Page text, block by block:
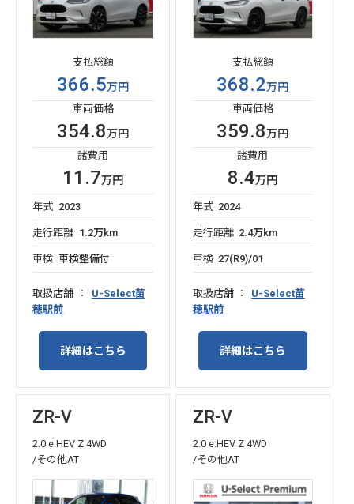
支払総額
366.5万円
車両価格
354.8万円
諸費用
11.7万円
年式 2023
走行距離 1.2万km
車検 車検整備付
取扱店舗
U-Select苗
穂駅前
詳細はこちら
支払総額
368.2万円
車両価格
359.8万円
諸費用
8.4万円
年式 2024
走行距離 2.4万km
車検 27(R9)/01
取扱店舗
U-Select苗
穂駅前
詳細はこちら
ZR-V
2.0 e:HEV Z 4WD
/その他AT
ZR-V
2.0 e:HEV Z 4WD
/その他AT